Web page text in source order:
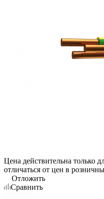
Цена действительна только
отличаться от цен в
Отложить
Сравнить